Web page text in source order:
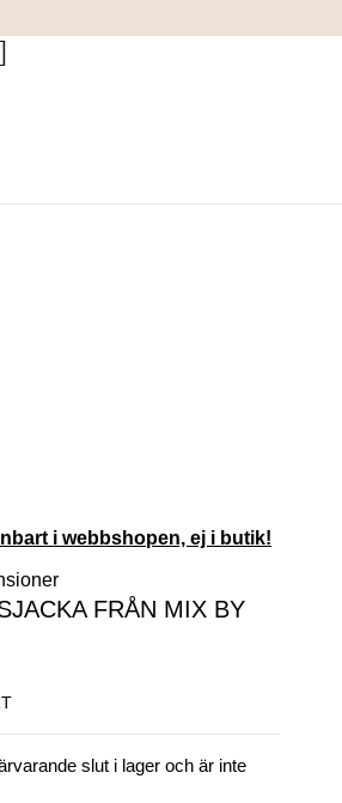
i webbshopen, ej i butik!
FRÅN MIX BY
slut i lager och är inte